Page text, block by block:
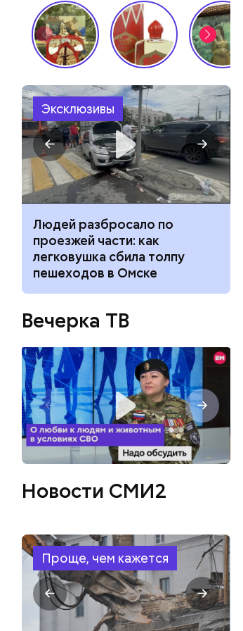
Эксклюзивы
Людей разбросало по
проезжей части: как
легковушка сбила толпу
пешеходов в Омске
Вечерка ТВ
Новости СМИ2
Проще, чем кажется